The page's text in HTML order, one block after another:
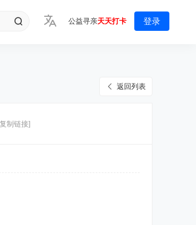
公益寻亲天天打卡 登录
返回列表
制链接]